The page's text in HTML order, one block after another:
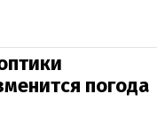
погода